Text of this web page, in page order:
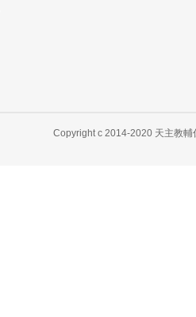
Copyright c 2014-2020 天主教